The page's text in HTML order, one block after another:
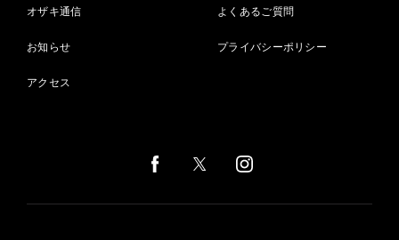
オザキ通信
お知らせ
アクセス
よくあるご質問
プライバシーポリシー